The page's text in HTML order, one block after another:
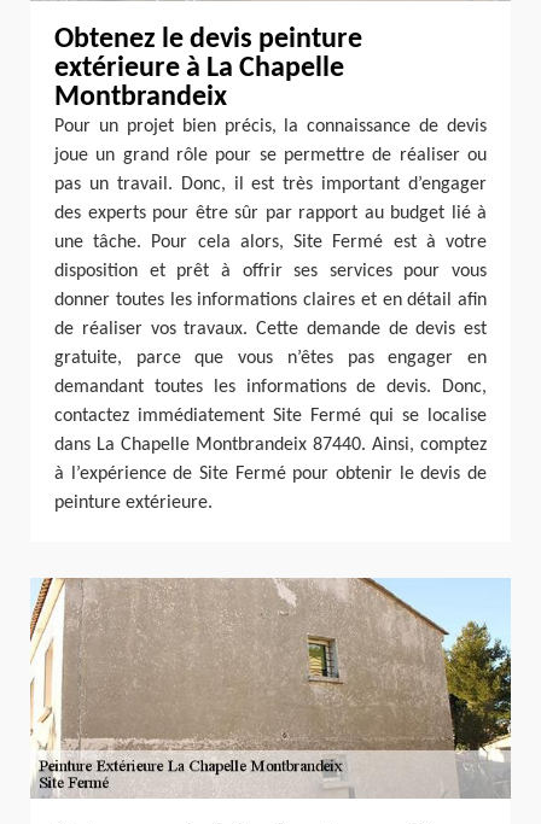
Obtenez le devis peinture
extérieure à La Chapelle
Montbrandeix
Pour un projet bien précis, la connaissance de devis
joue un grand rôle pour se permettre de réaliser ou
pas un travail. Donc, il est très important d’engager
des experts pour être sûr par rapport au budget lié à
une tâche. Pour cela alors, Site Fermé est à votre
disposition et prêt à offrir ses services pour vous
donner toutes les informations claires et en détail afin
de réaliser vos travaux. Cette demande de devis est
gratuite, parce que vous n’êtes pas engager en
demandant toutes les informations de devis. Donc,
contactez immédiatement Site Fermé qui se localise
dans La Chapelle Montbrandeix 87440. Ainsi, comptez
à l’expérience de Site Fermé pour obtenir le devis de
peinture extérieure.